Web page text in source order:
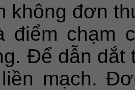
không đơn
điểm chạm
Để dẫn dắt
mạch.